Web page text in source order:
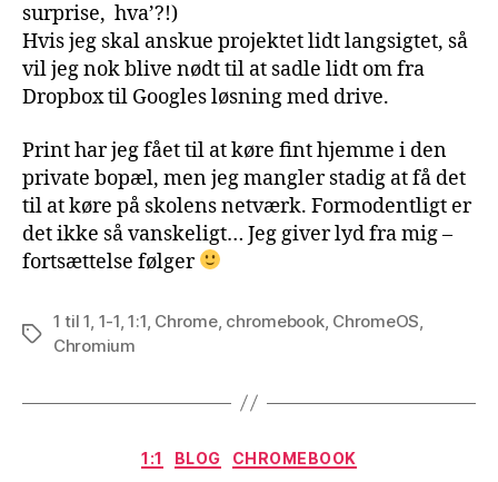
surprise, hva’?!)
Hvis jeg skal anskue projektet lidt langsigtet, så
vil jeg nok blive nødt til at sadle lidt om fra
Dropbox til Googles løsning med drive.
Print har jeg fået til at køre fint hjemme i den
private bopæl, men jeg mangler stadig at få det
til at køre på skolens netværk. Formodentligt er
det ikke så vanskeligt… Jeg giver lyd fra mig –
fortsættelse følger
Tags
1 til 1 1-1 ,1:1 Chrome, chromebook, ChromeOS
Chromium
Kategorier
1:1 BLOG CHROMEBOOK